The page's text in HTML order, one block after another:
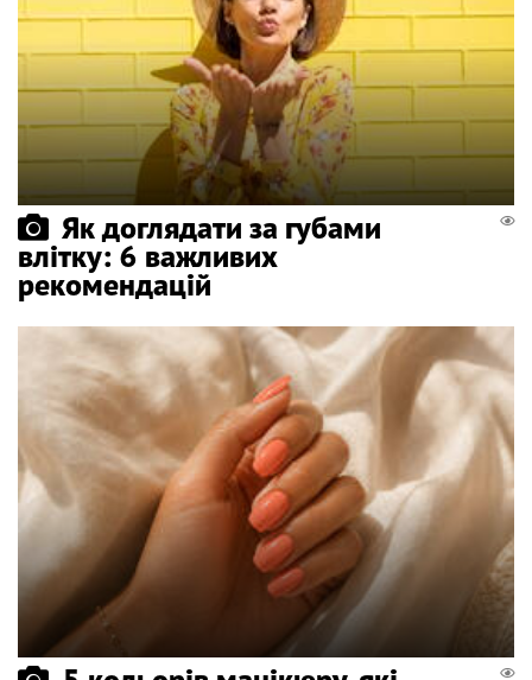
Як доглядати за губами
влітку: 6 важливих
рекомендацій